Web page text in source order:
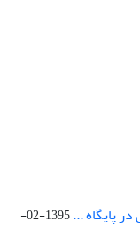
پایگاه ...
1395-02-